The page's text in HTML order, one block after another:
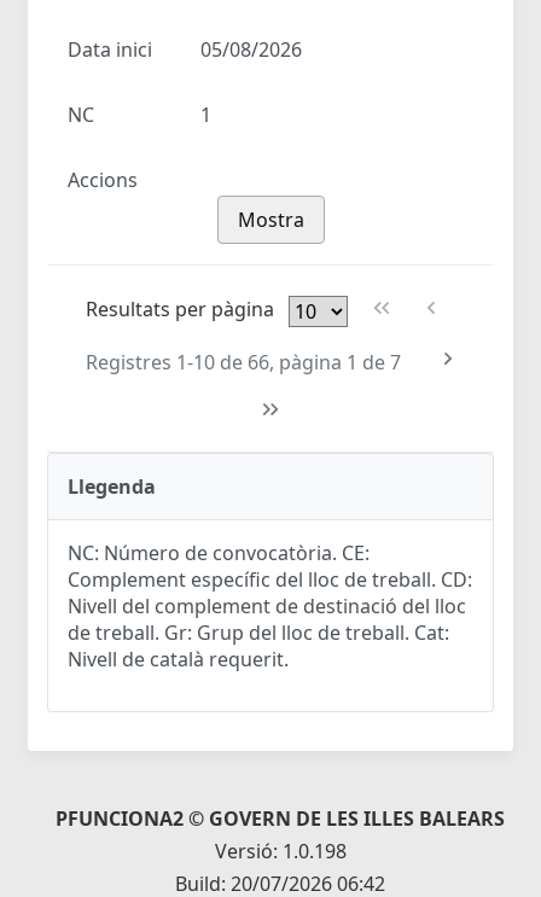
Data inici 05/08/2026
NC 1
Accions
Mostra
Resultats per pàgina
Registres 1-10 de 66, pàgina 1 de 7
Llegenda
NC: Número de convocatòria. CE:
Complement específic del lloc de treball. CD:
Nivell del complement de destinació del lloc
de treball. Gr: Grup del lloc de treball. Cat:
Nivell de català requerit.
PFUNCIONA2 © GOVERN DE LES ILLES BALEARS
Versió: 1.0.198
Build: 20/07/2026 06:42